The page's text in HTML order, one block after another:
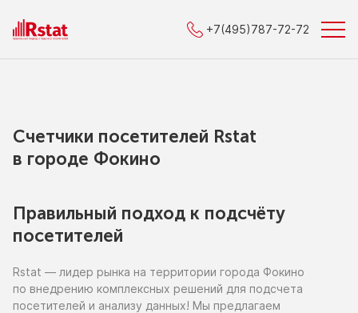
+7(495)787-72-72
Счетчики посетителей Rstat
в городe Фокино
Правильный подход к подсчёту
посетителей
Rstat — лидер рынка на территории города Фокино
по внедрению комплексных решений для подсчета
посетителей и анализу данных! Мы предлагаем